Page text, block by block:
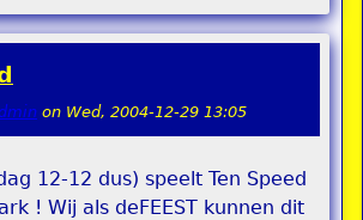
on Wed, 2004-12-29 13:05
12-12 dus) speelt Ten Speed
! Wij als deFEEST kunnen dit